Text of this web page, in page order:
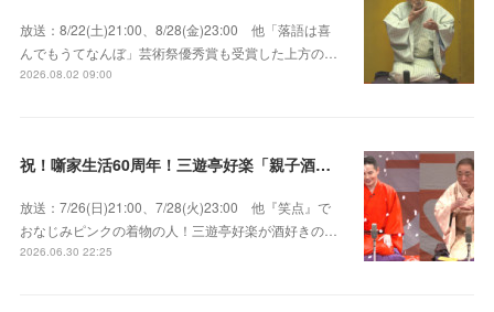
放送：8/22(土)21:00、8/28(金)23:00 他「落語は喜
んでもうてなんぼ」芸術祭優秀賞も受賞した上方の…
2026.08.02 09:00
祝！噺家生活60周年！三遊亭好楽「親子酒」錦笑亭満堂「桜ん坊」～満堂フェス2026
放送：7/26(日)21:00、7/28(火)23:00 他『笑点』で
おなじみピンクの着物の人！三遊亭好楽が酒好きの…
2026.06.30 22:25